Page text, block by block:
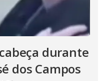
durante
dos Campos